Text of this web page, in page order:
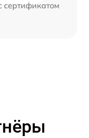
сертификатом